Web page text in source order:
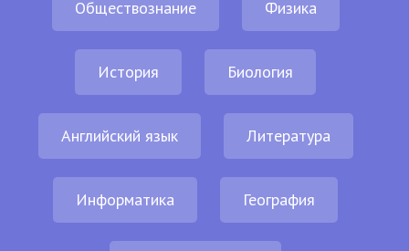
Обществознание Физика
История Биология
Английский язык Литература
Информатика География